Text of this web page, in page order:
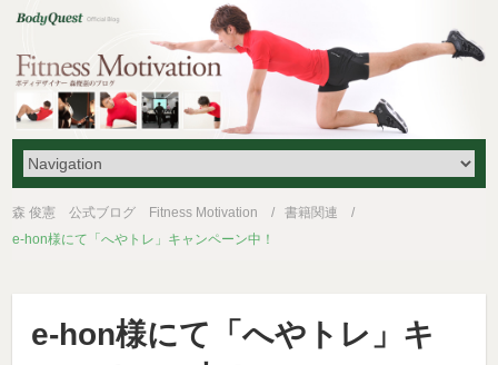
森 俊憲 公式ブログ Fitness Motivation
書籍関連
e-hon様にて「へやトレ」キャンペーン中！
e-hon様にて「へやトレ」キ